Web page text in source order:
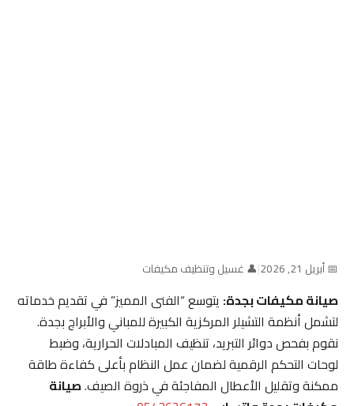
📅 أبريل 21, 2026 |👤 غسيل وتنظيف مكيفات
صيانة مكيفات بجدة:يتوسع “الفنى المميز” في تقديم خدماته
لتشمل أنظمة التشيلر المركزية الكبيرة للمباني والأبراج بجدة.
نقوم بفحص دوائر التبريد، تنظيف المبادلات الحرارية، وضبط
لوحات التحكم الرقمية لضمان عمل النظام بأعلى كفاءة طاقة
ممكنة وتقليل الأعطال المفاجئة في ذروة الصيف.صيانة